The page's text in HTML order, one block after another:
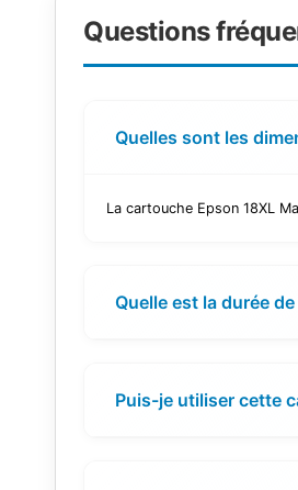
Questions
Quelles sont les
La cartouche Epson 18XL
Quelle est la durée
Puis-je utiliser cette